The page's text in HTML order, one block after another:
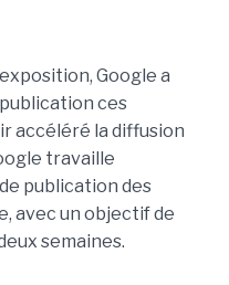
Google a
ces
accéléré la diffusion
travaille
publication des
avec un objectif de
semaines.